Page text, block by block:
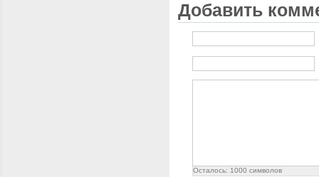
Добавить
Осталось: 1000 символов